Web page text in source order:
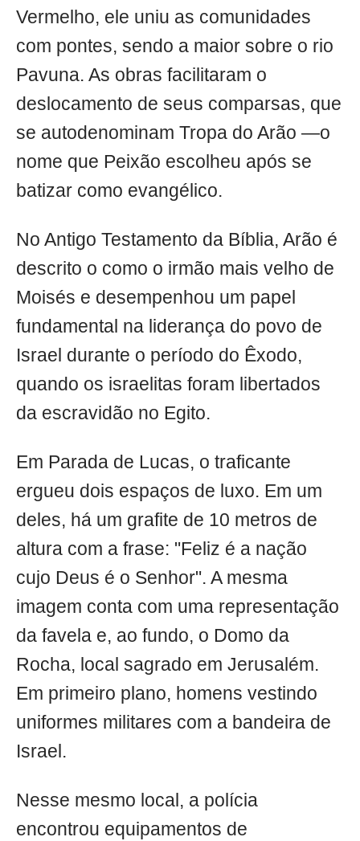
Vermelho, ele uniu as comunidades
com pontes, sendo a maior sobre o rio
Pavuna. As obras facilitaram o
deslocamento de seus comparsas, que
se autodenominam Tropa do Arão —o
nome que Peixão escolheu após se
batizar como evangélico.
No Antigo Testamento da Bíblia, Arão é
descrito o como o irmão mais velho de
Moisés e desempenhou um papel
fundamental na liderança do povo de
Israel durante o período do Êxodo,
quando os israelitas foram libertados
da escravidão no Egito.
Em Parada de Lucas, o traficante
ergueu dois espaços de luxo. Em um
deles, há um grafite de 10 metros de
altura com a frase: "Feliz é a nação
cujo Deus é o Senhor". A mesma
imagem conta com uma representação
da favela e, ao fundo, o Domo da
Rocha, local sagrado em Jerusalém.
Em primeiro plano, homens vestindo
uniformes militares com a bandeira de
Israel.
Nesse mesmo local, a polícia
encontrou equipamentos de